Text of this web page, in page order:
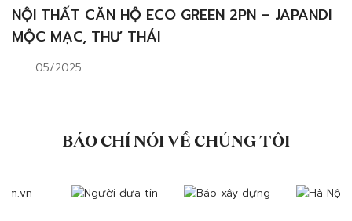
NỘI THẤT CĂN HỘ ECO GREEN 2PN – JAPANDI
MỘC MẠC, THƯ THÁI
05/2025
BÁO CHÍ NÓI VỀ CHÚNG TÔI